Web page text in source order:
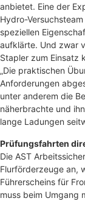
anbietet. Eine der
Hydro-
speziellen
aufklärte. Und zwar
Stapler zum Einsatz
„Die praktischen
Anforderungen
unter anderem die
näherbrachte und
lange Ladungen
Prüfungsfahrten
Die AST
Flurförderzeuge an,
Führerscheins für
muss beim Umgang